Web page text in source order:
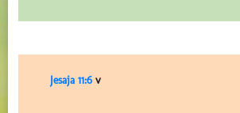
Jesaja 11:6 v